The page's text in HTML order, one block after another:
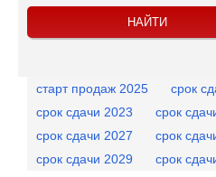
старт продаж 2025
срок
срок сдачи 2023
срок
срок сдачи 2027
срок
срок сдачи 2029
срок